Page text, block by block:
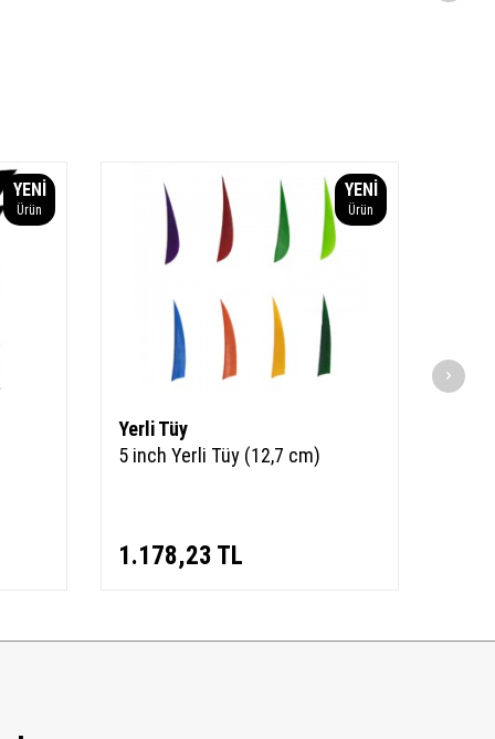
YENI
Ürün
YENI
Ürün
Yerli Tüy
5 inch Yerli Tüy (12,7 cm)
1.178,23 TL